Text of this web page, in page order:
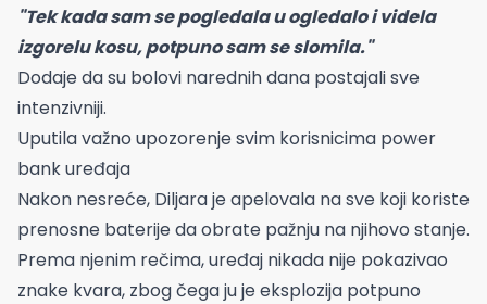
"Tek kada sam se pogledala u ogledalo i videla
izgorelu kosu, potpuno sam se slomila."
Dodaje da su bolovi narednih dana postajali sve
intenzivniji.
Uputila važno upozorenje svim korisnicima power
bank uređaja
Nakon nesreće, Diljara je apelovala na sve koji koriste
prenosne baterije da obrate pažnju na njihovo stanje.
Prema njenim rečima, uređaj nikada nije pokazivao
znake kvara, zbog čega ju je eksplozija potpuno